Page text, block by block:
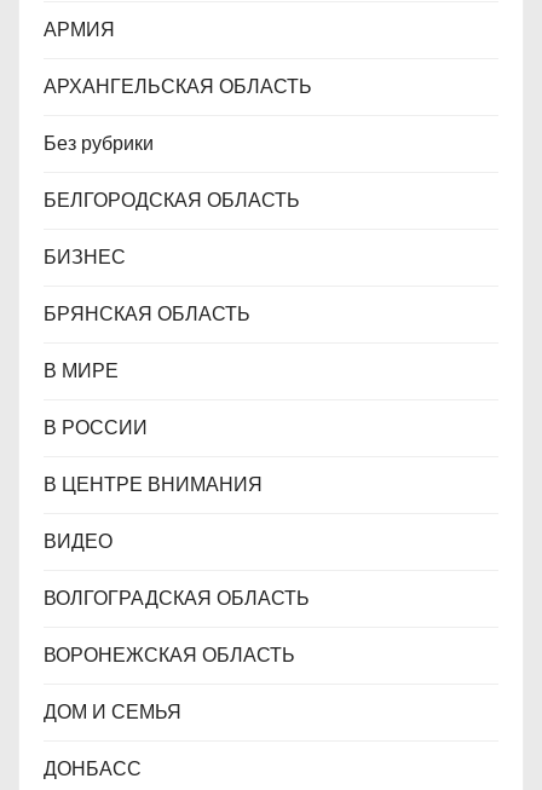
м
АРМИЯ
АРХАНГЕЛЬСКАЯ ОБЛАСТЬ
Без рубрики
БЕЛГОРОДСКАЯ ОБЛАСТЬ
БИЗНЕС
БРЯНСКАЯ ОБЛАСТЬ
В МИРЕ
В РОССИИ
В ЦЕНТРЕ ВНИМАНИЯ
ВИДЕО
ВОЛГОГРАДСКАЯ ОБЛАСТЬ
ВОРОНЕЖСКАЯ ОБЛАСТЬ
ДОМ И СЕМЬЯ
ДОНБАСС